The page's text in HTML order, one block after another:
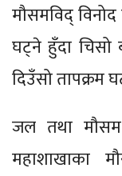
मौसमविद्
घट्ने हुँदा चिसो
दिउँसो तापक्रम
जल तथा मौसम
महाशाखाका